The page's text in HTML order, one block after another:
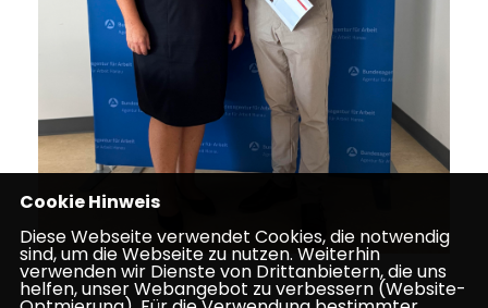
Cookie Hinweis
Diese Webseite verwendet Cookies, die notwendig
sind, um die Webseite zu nutzen. Weiterhin
verwenden wir Dienste von Drittanbietern, die uns
helfen, unser Webangebot zu verbessern (Website-